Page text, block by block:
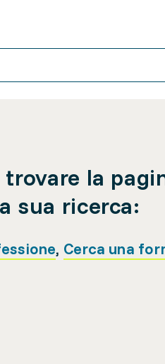
la
sua ricerca:
, Cerca una